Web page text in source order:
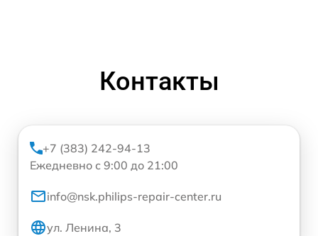
Контакты
+7 (383) 242-94-13
Ежедневно с 9:00 до 21:00
info@nsk.philips-repair-center.ru
ул. Ленина, 3